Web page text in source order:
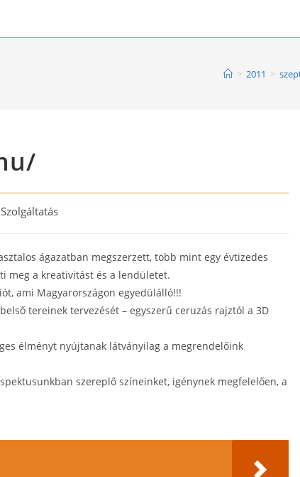
> 2011 >
Szolgáltatás
ágazatban megszerzett, több mint egy évtizedes
meg a kreativitást és a lendületet.
ami Magyarországon egyedülálló!!!
tereinek tervezését – egyszerű ceruzás rajztól a 3D
élményt nyújtanak látványilag a megrendelőink
szereplő színeinket, igénynek megfelelően, a